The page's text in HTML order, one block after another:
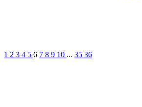
1 2 3 4 5 6 7 8 9 10 ... 35 36